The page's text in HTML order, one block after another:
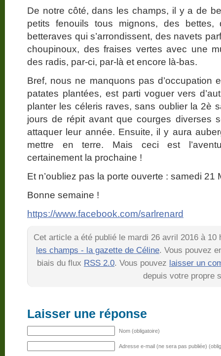
De notre côté, dans les champs, il y a de
petits fenouils tous mignons, des
betteraves qui s’arrondissent, des navets
choupinoux, des fraises vertes avec une
des radis, par-ci, par-là et encore là-bas.
Bref, nous ne manquons pas d’occupation
patates plantées, est parti voguer vers
planter les céleris raves, sans oublier la 2è
jours de répit avant que courges diverses
attaquer leur année. Ensuite, il y aura
mettre en terre. Mais ceci est
certainement la prochaine !
Et n’oubliez pas la porte ouverte : samedi 21
Bonne semaine !
https://www.facebook.com/sarlrenard
Cet article a été publié le mardi 26 avril 2016 à
les champs - la gazette de Céline. Vous pouvez
biais du flux RSS 2.0. Vous pouvez laisser un
depuis votre propre
Laisser une réponse
Nom (obligatoire)
Adresse e-mail (ne sera pas publiée)